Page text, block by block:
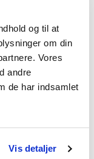
og til at
om din
Vores
andre
de har indsamlet
Vis detaljer